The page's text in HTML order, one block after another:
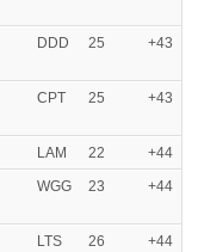
DDD 25 +43
CPT 25 +43
LAM 22
+44
WGG 23 +44
LTS 26 +44